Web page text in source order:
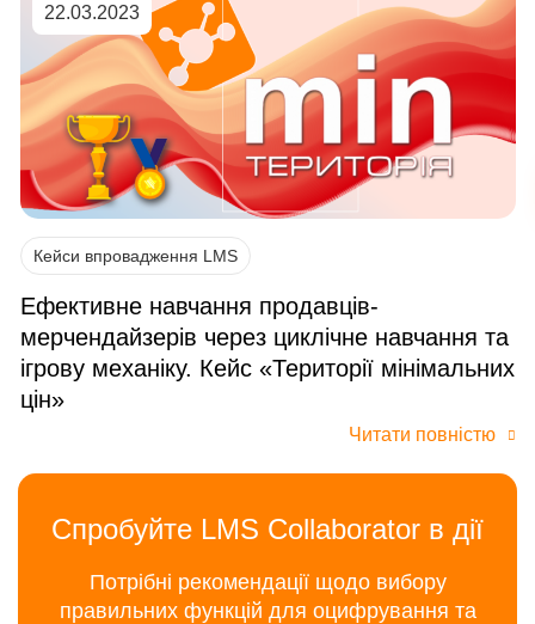
22.03.2023
Кейси впровадження LMS
Ефективне навчання продавців-
мерчендайзерів через циклічне навчання та
ігрову механіку. Кейс «Території мінімальних
цін»
Читати повністю
Спробуйте LMS Collaborator в дії
Потрібні рекомендації щодо вибору
правильних функцій для оцифрування та